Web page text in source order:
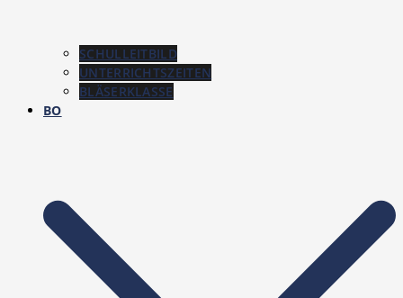
SCHULLEITBILD
UNTERRICHTSZEITEN
BLÄSERKLASSE
BO